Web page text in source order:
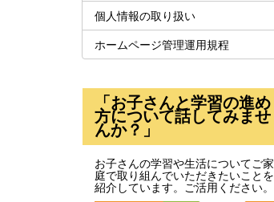
個人情報の取り扱い
ホームページ管理運用規程
「お子さんと学習の進め
方について話してみませ
んか？」
お子さんの学習や生活についてご家
庭で取り組んでいただきたいことを
紹介しています。ご活用ください。